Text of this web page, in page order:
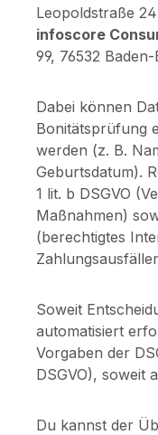
Leopoldstraße
infoscore
99, 76532 Baden-
Dabei können
Bonitätsprüfung
werden (z. B.
Geburtsdatum).
1 lit. b DSGVO
Maßnahmen)
(berechtigtes
Soweit
automatisiert
Vorgaben der
DSGVO), soweit
Du kannst der